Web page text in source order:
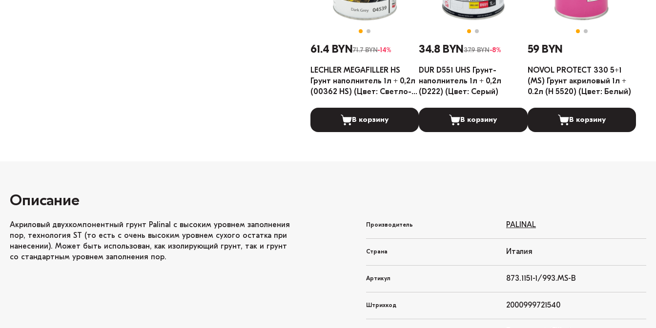
61.4 BYN71.7 BYN-14%
LECHLER MEGAFILLER HS
Грунт наполнитель 1л + 0,2л
(00362 HS) (Цвет: Светло-
В корзину
34.8 BYN37.9 BYN-8%
DUR D551 UHS Грунт-
наполнитель 1л + 0,2л
(D222) (Цвет: Серый)
В корзину
59 BYN
NOVOL PROTECT 330 5+1
(MS) Грунт акриловый 1л +
0.2л (H 5520) (Цвет: Белый)
В корзину
Описание
Акриловый двухкомпонентный грунт Palinal с высоким уровнем заполнения
пор, технология ST (то есть с очень высоким уровнем сухого остатка при
нанесении). Может быть использован, как изолирующий грунт, так и грунт
со стандартным уровнем заполнения пор.
Производитель PALINAL
Страна Италия
Артикул 873.1151-1/993.MS-B
Штрихкод 2000999721540